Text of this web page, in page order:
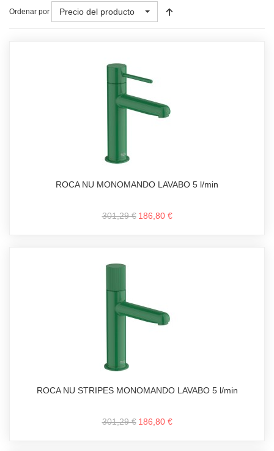
Ordenar por Precio del producto
ROCA NU MONOMANDO LAVABO 5 l/min
301,29 € 186,80 €
ROCA NU STRIPES MONOMANDO LAVABO 5 l/min
301,29 € 186,80 €